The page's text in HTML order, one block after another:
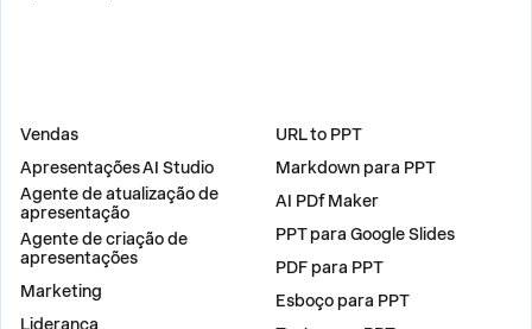
Vendas
Apresentações AI Studio
Agente de atualização de
apresentação
Agente de criação de
apresentações
Marketing
Liderança
URL to PPT
Markdown para PPT
AI PDf Maker
PPT para Google Slides
PDF para PPT
Esboço para PPT